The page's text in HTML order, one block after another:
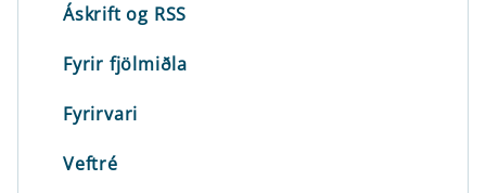
Áskrift og RSS
Fyrir fjölmiðla
Fyrirvari
Veftré